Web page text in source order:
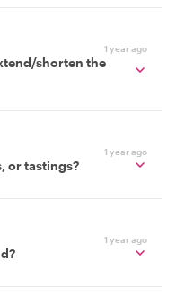
1 year ago
shorten the
1 year ago
or tastings?
1 year ago